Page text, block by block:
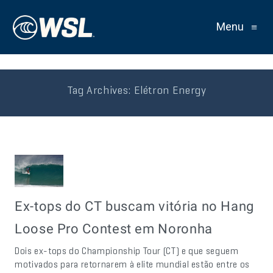
Menu ≡
Tag Archives: Elétron Energy
Ex-tops do CT buscam vitória no Hang
Loose Pro Contest em Noronha
Dois ex-tops do Championship Tour (CT) e que seguem
motivados para retornarem à elite mundial estão entre os